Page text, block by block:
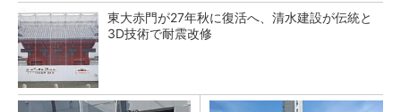
東大赤門が27年秋に復活へ、清水建設が伝統と
3D技術で耐震改修